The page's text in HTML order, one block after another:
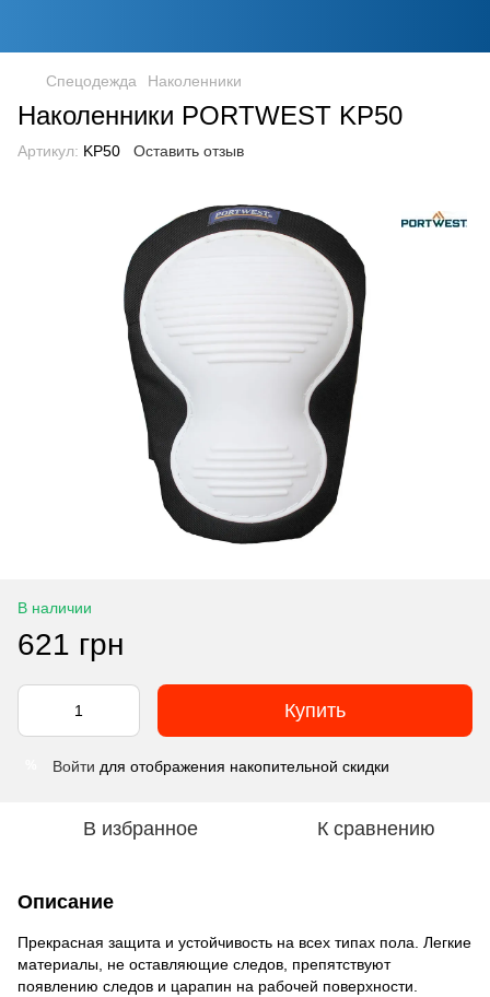
Спецодежда Наколенники
Наколенники PORTWEST KP50
Артикул: KP50 Оставить отзыв
В наличии
621 грн
Купить
Войти для отображения накопительной скидки
В избранное К сравнению
Описание
Прекрасная защита и устойчивость на всех типах пола. Легкие
материалы, не оставляющие следов, препятствуют
появлению следов и царапин на рабочей поверхности.